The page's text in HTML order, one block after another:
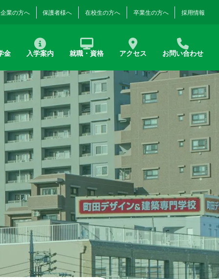
金 入学案内 就職・資格 アクセス お問い合わせ
企業の方へ 保護者様へ 在校生の方へ 卒業生の方へ 採用情報